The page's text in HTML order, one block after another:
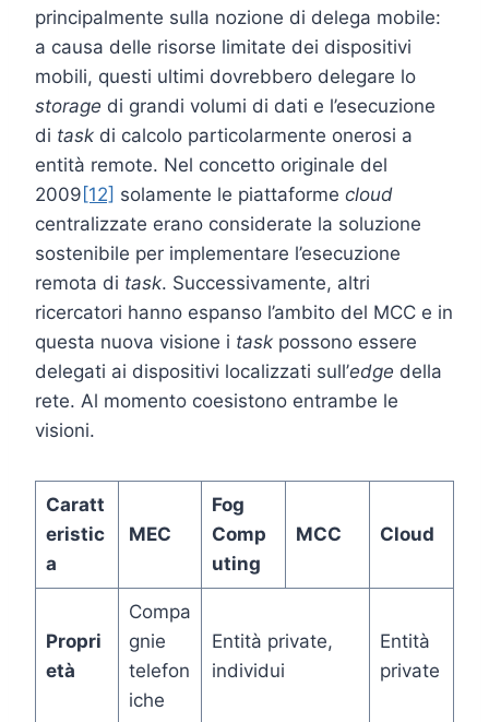
principalmente sulla nozione di delega mobile:
a causa delle risorse limitate dei dispositivi
mobili, questi ultimi dovrebbero delegare lo
storage di grandi volumi di dati e l’esecuzione
di task di calcolo particolarmente onerosi a
entità remote. Nel concetto originale del
2009 [12] solamente le piattaforme cloud
centralizzate erano considerate la soluzione
sostenibile per implementare l’esecuzione
remota di task. Successivamente, altri
ricercatori hanno espanso l’ambito del MCC e in
questa nuova visione i task possono essere
delegati ai dispositivi localizzati sull’edge della
rete. Al momento coesistono entrambe le
visioni.
Caratt
eristic
a
MEC
Fog
Comp
uting
MCC Cloud
Propri
età
Compa
gnie
telefon
iche
Entità private,
individui
Entità
private